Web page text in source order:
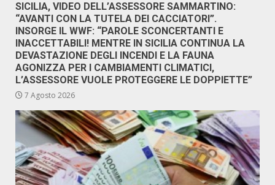
SICILIA, VIDEO DELL’ASSESSORE SAMMARTINO:
“AVANTI CON LA TUTELA DEI CACCIATORI”.
INSORGE IL WWF: “PAROLE SCONCERTANTI E
INACCETTABILI! MENTRE IN SICILIA CONTINUA LA
DEVASTAZIONE DEGLI INCENDI E LA FAUNA
AGONIZZA PER I CAMBIAMENTI CLIMATICI,
L’ASSESSORE VUOLE PROTEGGERE LE DOPPIETTE”
7 Agosto 2026